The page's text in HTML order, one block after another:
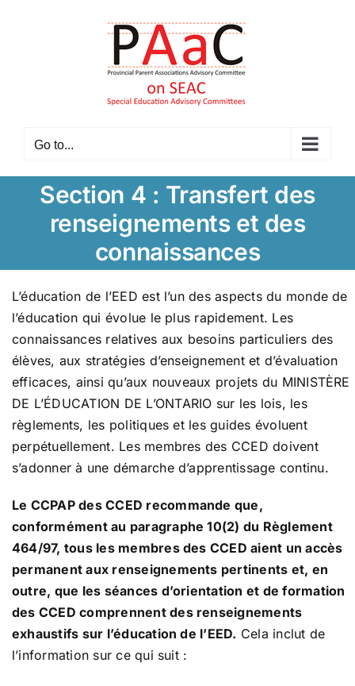
Go to...
Section 4 : Transfert des
renseignements et des
connaissances
L’éducation de l’EED est l’un des aspects du monde de
l’éducation qui évolue le plus rapidement. Les
connaissances relatives aux besoins particuliers des
élèves, aux stratégies d’enseignement et d’évaluation
efficaces, ainsi qu’aux nouveaux projets du MINISTÈRE
DE L’ÉDUCATION DE L’ONTARIO sur les lois, les
règlements, les politiques et les guides évoluent
perpétuellement. Les membres des CCED doivent
s’adonner à une démarche d’apprentissage continu.
Le CCPAP des CCED recommande que,
conformément au paragraphe 10(2) du Règlement
464/97, tous les membres des CCED aient un accès
permanent aux renseignements pertinents et, en
outre, que les séances d’orientation et de formation
des CCED comprennent des renseignements
exhaustifs sur l’éducation de l’EED. Cela inclut de
l’information sur ce qui suit :